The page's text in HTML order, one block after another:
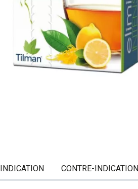
INDICATION CONTRE-INDICATION